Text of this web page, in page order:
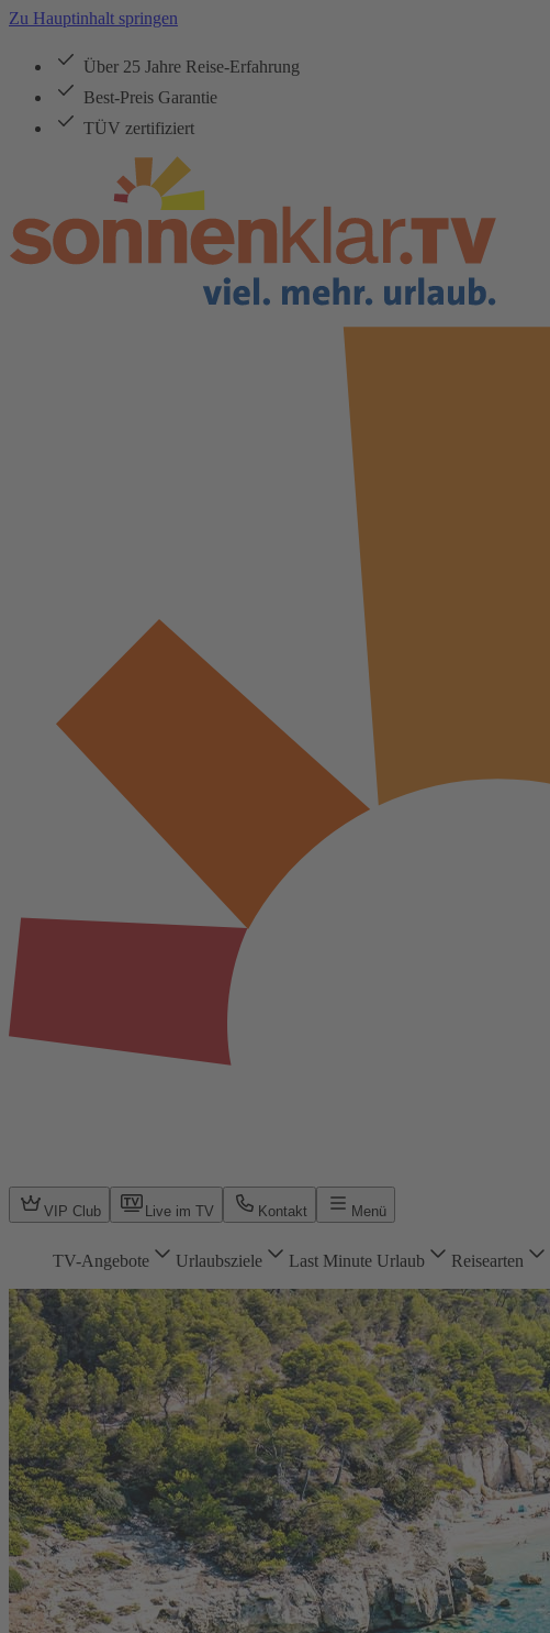
Zu Hauptinhalt springen
Über 25 Jahre Reise-Erfahrung
Best-Preis Garantie
TÜV zertifiziert
VIP Club Live im TV Kontakt Menü
TV-Angebote Urlaubsziele Last Minute Urlaub Reisearten